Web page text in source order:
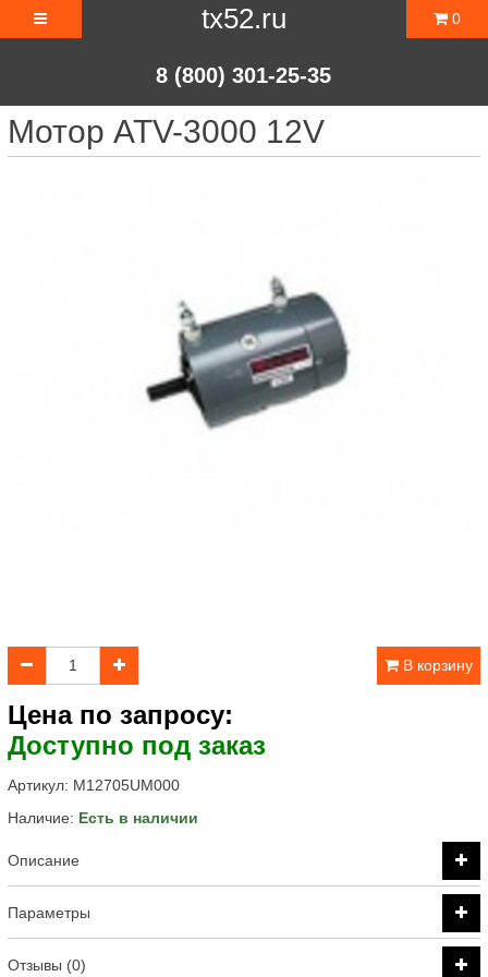
tx52.ru
8 (800) 301-25-35
0
Мотор ATV-3000 12V
В корзину
Цена по запросу:
Доступно под заказ
Артикул: M12705UM000
Наличие: Есть в наличии
Описание
Параметры
Отзывы (0)